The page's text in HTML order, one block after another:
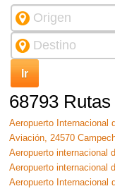
68793
Aeropuerto Internacional
Aviación, 24570
Aeropuerto internacional
Aeropuerto internacional
Aeropuerto Internacional